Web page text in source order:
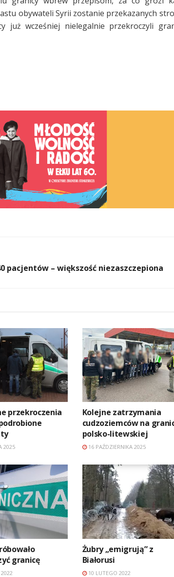
obywateli Syrii zostanie przekazanych
już wcześniej nielegalnie przekroczyli
pacjentów – większość niezaszczepiona
przekroczenia
2025
Kolejne zatrzymania
cudzoziemców na
polsko-litewskiej
16 PAŹDZIERNIKA 2025
granicę
Żubry „emigrują” z
Białorusi
10 LUTEGO 2022